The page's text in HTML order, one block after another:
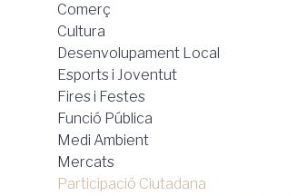
Comerç
Cultura
Desenvolupament Local
Esports i Joventut
Fires i Festes
Funció Pública
Medi Ambient
Mercats
Participació Ciutadana